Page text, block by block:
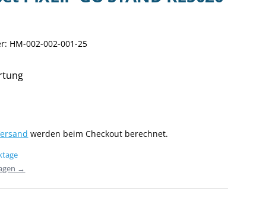
HM-002-002-001-25
werden beim Checkout berechnet.
→